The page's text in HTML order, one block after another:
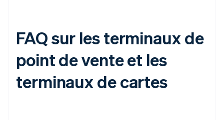
FAQ sur les terminaux de
point de vente et les
terminaux de cartes